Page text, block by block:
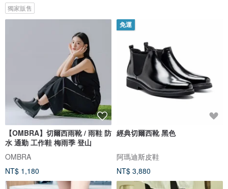
獨家販售
【OMBRA】切爾西雨靴 / 雨鞋 防
水 通勤 工作鞋 梅雨季 登山
OMBRA
NT$ 1,180
免運
經典切爾西靴 黑色
阿瑪迪斯皮鞋
NT$ 3,880